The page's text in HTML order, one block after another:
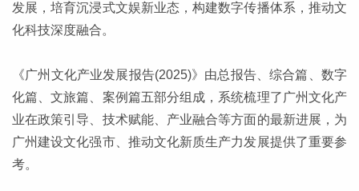
发展，培育沉浸式文娱新业态，构建数字传播体系，推动文
化科技深度融合。
《广州文化产业发展报告(2025)》由总报告、综合篇、数字
化篇、文旅篇、案例篇五部分组成，系统梳理了广州文化产
业在政策引导、技术赋能、产业融合等方面的最新进展，为
广州建设文化强市、推动文化新质生产力发展提供了重要参
考。